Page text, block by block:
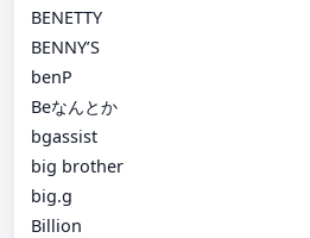
BENETTY
BENNY’S
benP
Beなんとか
bgassist
big brother
big.g
Billion